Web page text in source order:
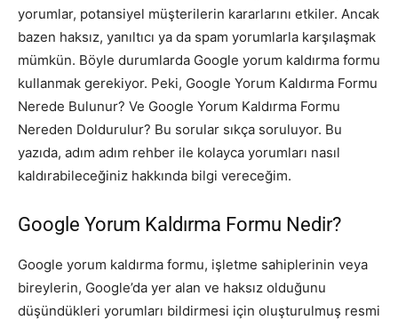
yorumlar, potansiyel müşterilerin kararlarını etkiler. Ancak
bazen haksız, yanıltıcı ya da spam yorumlarla karşılaşmak
mümkün. Böyle durumlarda Google yorum kaldırma formu
kullanmak gerekiyor. Peki, Google Yorum Kaldırma Formu
Nerede Bulunur? Ve Google Yorum Kaldırma Formu
Nereden Doldurulur? Bu sorular sıkça soruluyor. Bu
yazıda, adım adım rehber ile kolayca yorumları nasıl
kaldırabileceğiniz hakkında bilgi vereceğim.
Google Yorum Kaldırma Formu Nedir?
Google yorum kaldırma formu, işletme sahiplerinin veya
bireylerin, Google’da yer alan ve haksız olduğunu
düşündükleri yorumları bildirmesi için oluşturulmuş resmi